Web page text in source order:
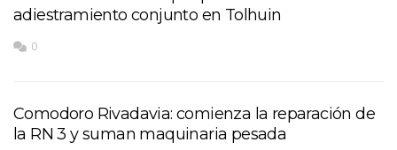
adiestramiento conjunto en Tolhuin
0
Comodoro Rivadavia: comienza la reparación de
la RN 3 y suman maquinaria pesada